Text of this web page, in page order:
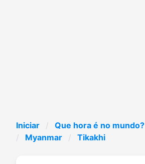
Iniciar Que hora é no mundo?
Myanmar
Tikakhi